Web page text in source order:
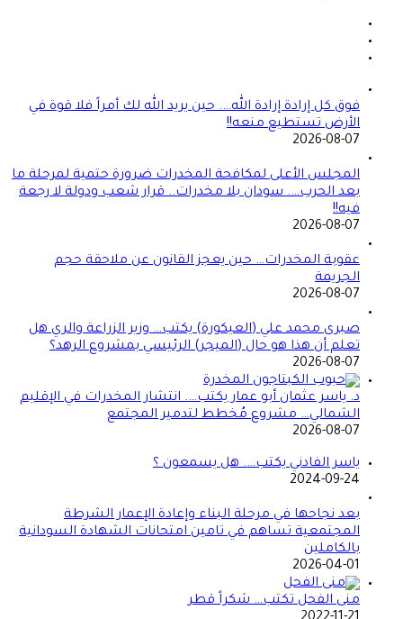
فوق كل إرادة إرادة الله…. حين يريد الله لك أمراً فلا قوة في
الأرض تستطيع منعه!!
2026-08-07
المجلس الأعلى لمكافحة المخدرات ضرورة حتمية لمرحلة ما
بعد الحرب…. سودان بلا مخدرات.. قرار شعب ودولة لا رجعة
فيه!!
2026-08-07
عقوبة المخدرات… حين يعجز القانون عن ملاحقة حجم
الجريمة
2026-08-07
صبرى محمد علي (العيكورة) يكتب… وزير الزراعة والري هل
تعلم أن هذا هو حال (الميجر) الرئيسي بمشروع الرهد؟
2026-08-07
د. ياسر عثمان أبو عمار يكتب…. انتشار المخدرات في الإقليم
الشمالي… مشروع مُخطط لتدمير المجتمع
2026-08-07
ياسر الفادني يكتب…. هل يسمعون ؟
2024-09-24
بعد نجاحها في مرحلة البناء وإعادة الإعمار الشرطة
المجتمعية تساهم في تامين امتحانات الشهادة السودانية
بالكاملين
2026-04-01
منى الفحل تكتب… شكراً قطر